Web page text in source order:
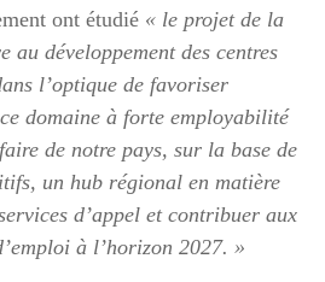
ont étudié « le projet de la
au développement des centres
l’optique de favoriser
domaine à forte employabilité
de notre pays, sur la base de
un hub régional en matière
d’appel et contribuer aux
à l’horizon 2027. »